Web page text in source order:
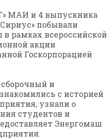
МАИ и 4 выпускника
побывали
рамках всероссийской
акции
Госкорпорацией
и
с историей
узнали о
студентов и
Энергомаш